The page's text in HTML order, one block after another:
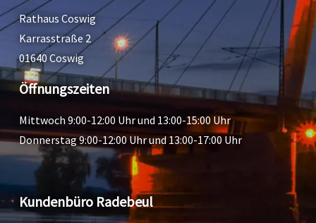
Rathaus Coswig
Karrasstraße 2
01640 Coswig
Öffnungszeiten
Mittwoch 9:00-12:00 Uhr und 13:00-15:00 Uhr
Donnerstag 9:00-12:00 Uhr und 13:00-17:00 Uhr
Kundenbüro Radebeul